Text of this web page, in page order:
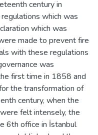
century in
which was
which was
made to prevent fire
with these regulations
was
first time in 1858 and
the transformation of
century, when the
felt intensely, the
6th office in İstanbul